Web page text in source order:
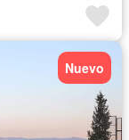
Nuevo